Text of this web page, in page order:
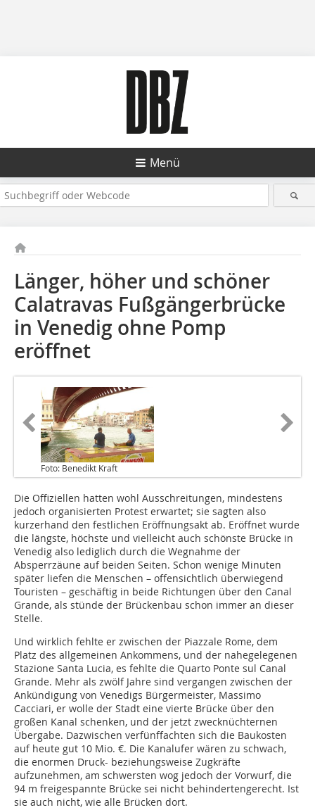
Menü
Länger, höher und schöner
Calatravas Fußgängerbrücke
in Venedig ohne Pomp
eröffnet
Foto: Benedikt Kraft
Die Offiziellen hatten wohl Ausschreitungen, mindestens
jedoch organisierten Protest erwartet; sie sagten also
kurzerhand den festlichen Eröffnungsakt ab. Eröffnet wurde
die längste, höchste und vielleicht auch schönste Brücke in
Venedig also lediglich durch die Wegnahme der
Absperrzäune auf beiden Seiten. Schon wenige Minuten
später liefen die Menschen – offensichtlich überwiegend
Touristen – geschäftig in beide Richtungen über den Canal
Grande, als stünde der Brückenbau schon immer an dieser
Stelle.
Und wirklich fehlte er zwischen der Piazzale Rome, dem
Platz des allgemeinen Ankommens, und der nahegelegenen
Stazione Santa Lucia, es fehlte die Quarto Ponte sul Canal
Grande. Mehr als zwölf Jahre sind vergangen zwischen der
Ankündigung von Venedigs Bürgermeister, Massimo
Cacciari, er wolle der Stadt eine vierte Brücke über den
großen Kanal schenken, und der jetzt zwecknüchternen
Übergabe. Dazwischen verfünffachten sich die Baukosten
auf heute gut 10 Mio. €. Die Kanalufer wären zu schwach,
die enormen Druck- beziehungsweise Zugkräfte
aufzunehmen, am schwersten wog jedoch der Vorwurf, die
94 m freigespannte Brücke sei nicht behindertengerecht. Ist
sie auch nicht, wie alle Brücken dort.